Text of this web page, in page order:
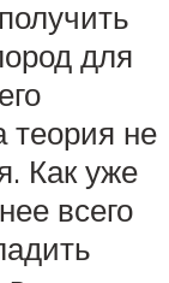
для
теория не
Как уже
всего